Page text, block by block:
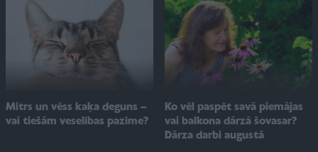
Mitrs un vēss kaķa deguns –
vai tiešām veselības pazīme?
Ko vēl paspēt savā piemājas
vai balkona dārzā šovasar?
Dārza darbi augustā